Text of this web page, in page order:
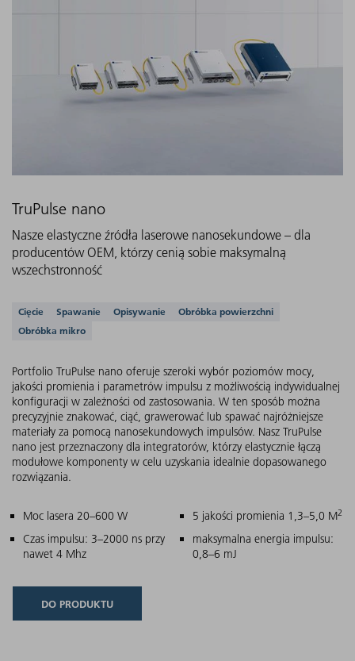
TruPulse nano
Nasze elastyczne źródła laserowe nanosekundowe – dla
producentów OEM, którzy cenią sobie maksymalną
wszechstronność
Obsługiwane aplikacje
Cięcie Spawanie Opisywanie
Obróbka powierzchni
Obróbka mikro
Portfolio TruPulse nano oferuje szeroki wybór poziomów mocy,
jakości promienia i parametrów impulsu z możliwością indywidualnej
konfiguracji w zależności od zastosowania. W ten sposób można
precyzyjnie znakować, ciąć, grawerować lub spawać najróżniejsze
materiały za pomocą nanosekundowych impulsów. Nasz TruPulse
nano jest przeznaczony dla integratorów, którzy elastycznie łączą
modułowe komponenty w celu uzyskania idealnie dopasowanego
rozwiązania.
Główne cechy
Moc lasera 20–600 W 5 jakości promienia 1,3–5,0 M2
Czas impulsu: 3–2000 ns przy
nawet 4 Mhz
maksymalna energia impulsu:
0,8–6 mJ
DO PRODUKTU